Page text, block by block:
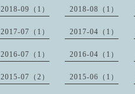
2018-09（1） 2018-08（1）
2017-07（1） 2017-04（1）
2016-07（1） 2016-04（1）
2015-07（2） 2015-06（1）